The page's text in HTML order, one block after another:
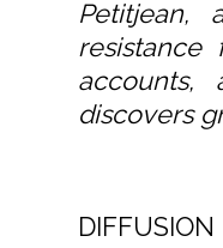
Petitjean,
resistance
discovers
DIFFUSION